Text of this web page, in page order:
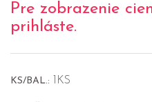
Pre zobrazenie
prihláste.
KS/BAL.: 1KS